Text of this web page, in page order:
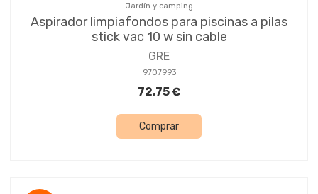
Jardín y camping
Aspirador limpiafondos para piscinas a pilas
stick vac 10 w sin cable
GRE
9707993
72,75 €
Comprar